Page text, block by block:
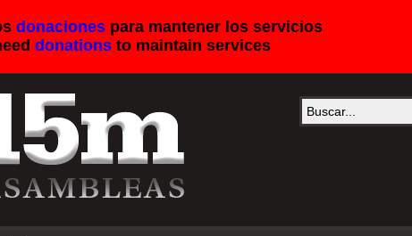
donacionespara mantener los servicios
donationsto maintain services